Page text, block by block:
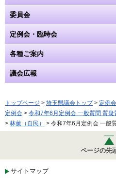
委員会
定例会・臨時会
各種ご案内
議会広報
トップページ > 埼玉県議会トップ> 定例
定例会 > 令和7年6月定例会 一般質問 質疑
> 林薫（自民） > 令和7年6月定例会 一般
ページの先
サイトマップ